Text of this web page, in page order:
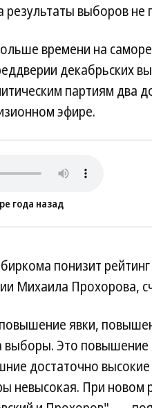
результаты выборов не
времени на
декабрьских
партиям два
эфире.
года назад
понизит
Михаила Прохорова,
явки,
выборы. Это повышение
достаточно
невысокая. При новом